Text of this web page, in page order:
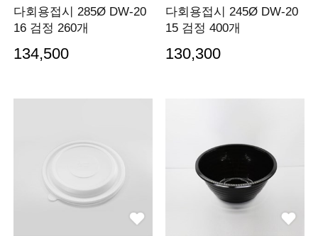
다회용접시 285Ø DW-20
16 검정 260개
134,500
다회용접시 245Ø DW-20
15 검정 400개
130,300